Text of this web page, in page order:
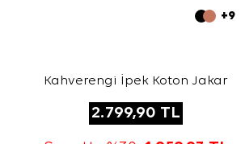
+9
Kahverengi İpek Koton Jakar
2.799,90 TL